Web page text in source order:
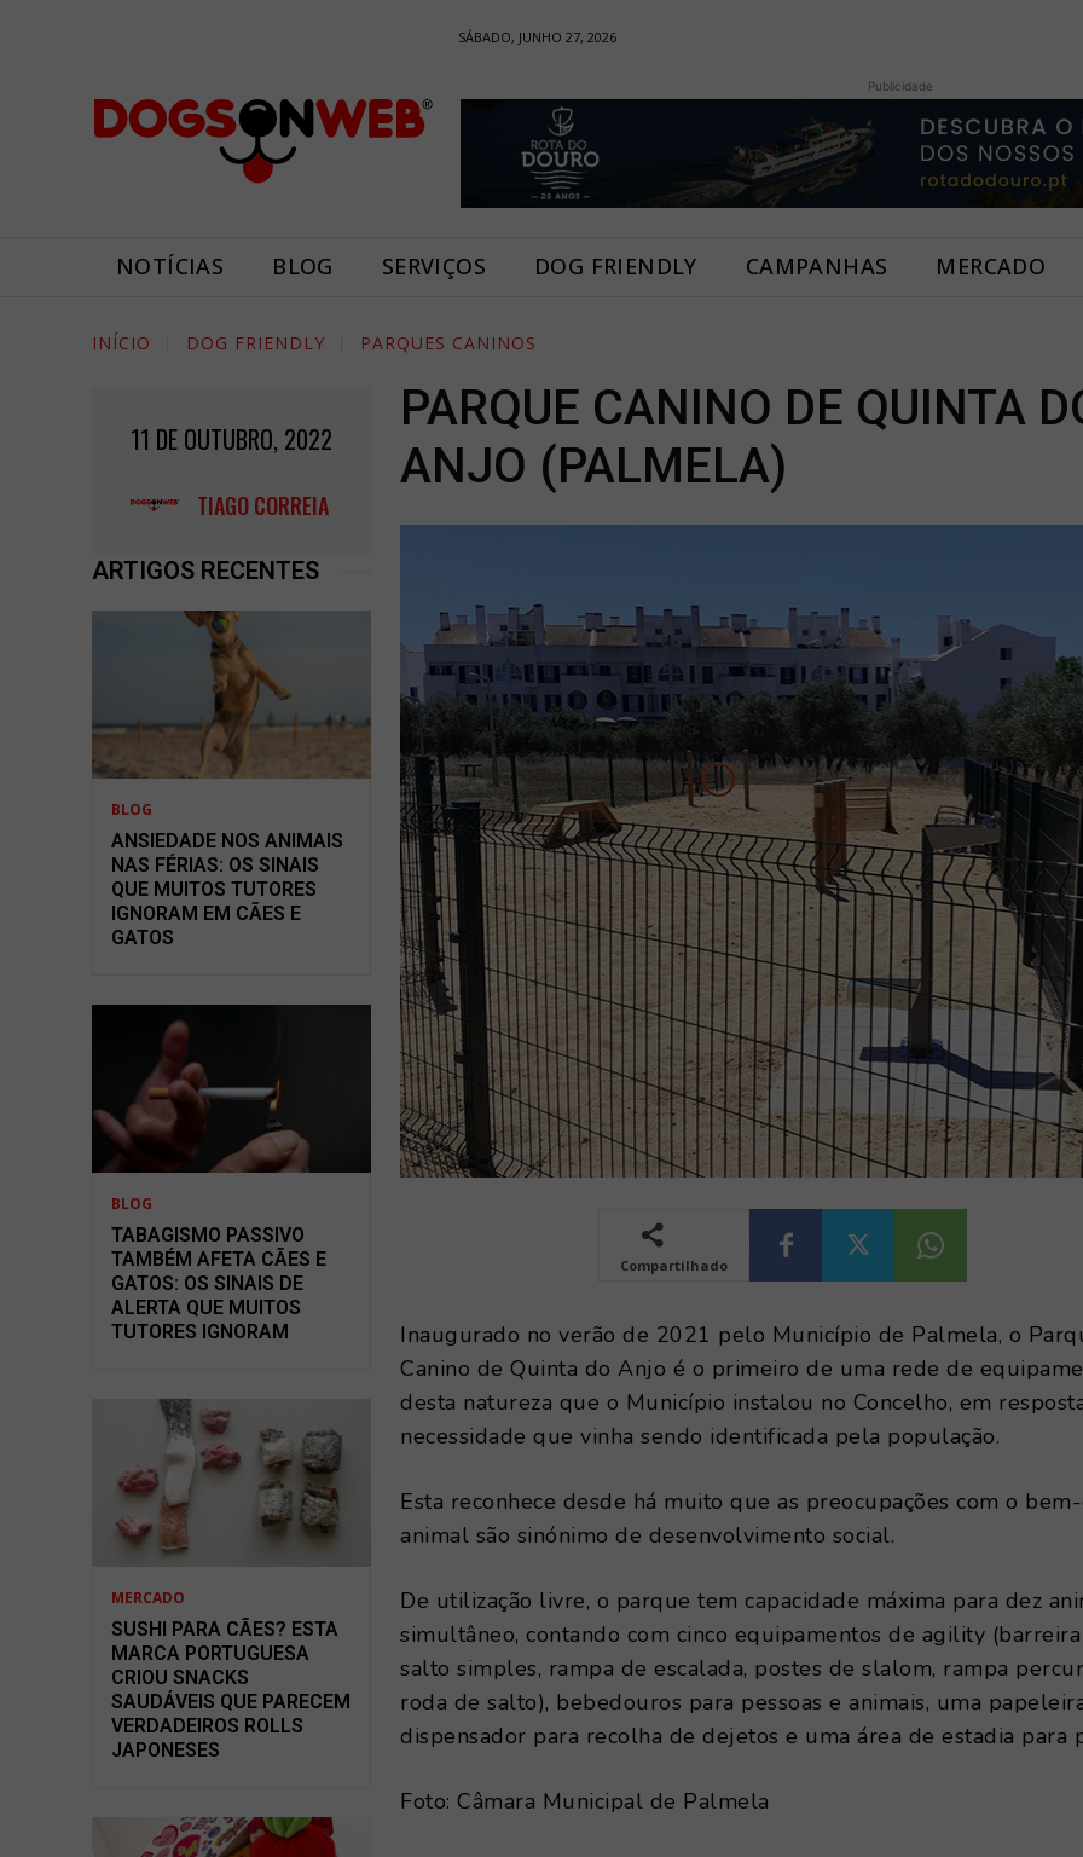
SÁBADO, JUNHO 27, 2026
Publicidade
NOTÍCIAS BLOG SERVIÇOS DOG FRIENDLY CAMPANHAS MERCADO
INÍCIO DOG FRIENDLY PARQUES CANINOS
11 DE OUTUBRO, 2022
TIAGO CORREIA
ARTIGOS RECENTES
BLOG
ANSIEDADE NOS ANIMAIS
NAS FÉRIAS: OS SINAIS
QUE MUITOS TUTORES
IGNORAM EM CÃES E
GATOS
BLOG
TABAGISMO PASSIVO
TAMBÉM AFETA CÃES E
GATOS: OS SINAIS DE
ALERTA QUE MUITOS
TUTORES IGNORAM
MERCADO
SUSHI PARA CÃES? ESTA
MARCA PORTUGUESA
CRIOU SNACKS
SAUDÁVEIS QUE PARECEM
VERDADEIROS ROLLS
JAPONESES
PARQUE CANINO DE QUINTA
ANJO (PALMELA)
Compartilhado
Inaugurado no verão de 2021 pelo Município de Palmela, o
Canino de Quinta do Anjo é o primeiro de uma rede de
desta natureza que o Município instalou no Concelho, em
necessidade que vinha sendo identificada pela população.
Esta reconhece desde há muito que as preocupações com o
animal são sinónimo de desenvolvimento social.
De utilização livre, o parque tem capacidade máxima para dez
simultâneo, contando com cinco equipamentos de agility
salto simples, rampa de escalada, postes de slalom, rampa
roda de salto), bebedouros para pessoas e animais, uma
dispensador para recolha de dejetos e uma área de estadia para
Foto: Câmara Municipal de Palmela